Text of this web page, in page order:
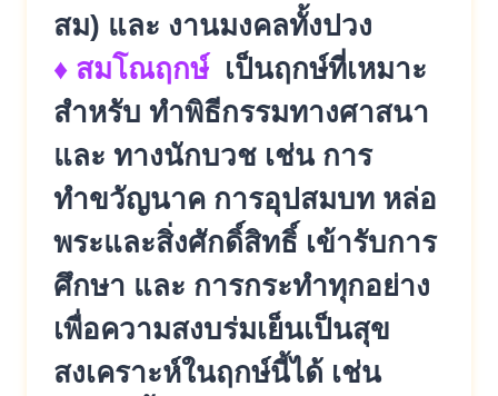
สม) และ งานมงคลทั้งปวง
♦ สมโณฤกษ์ เป็นฤกษ์ที่เหมาะ
สำหรับ ทำพิธีกรรมทางศาสนา
และ ทางนักบวช เช่น การ
ทำขวัญนาค การอุปสมบท หล่อ
พระและสิ่งศักดิ์สิทธิ์ เข้ารับการ
ศึกษา และ การกระทำทุกอย่าง
เพื่อความสงบร่มเย็นเป็นสุข
สงเคราะห์ในฤกษ์นี้ได้ เช่น